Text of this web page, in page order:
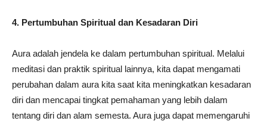
4. Pertumbuhan Spiritual dan Kesadaran Diri
Aura adalah jendela ke dalam pertumbuhan spiritual. Melalui
meditasi dan praktik spiritual lainnya, kita dapat mengamati
perubahan dalam aura kita saat kita meningkatkan kesadaran
diri dan mencapai tingkat pemahaman yang lebih dalam
tentang diri dan alam semesta. Aura juga dapat memengaruhi